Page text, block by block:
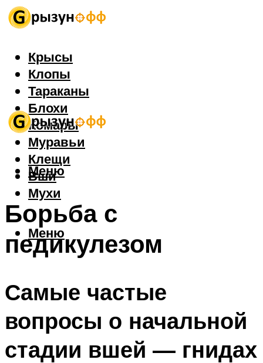
Крысы
Клопы
Тараканы
Блохи
Комары
Муравьи
Клещи
Вши
Мухи
Меню
Меню
Борьба с
педикулезом
Самые частые
вопросы о начальной
стадии вшей — гнидах